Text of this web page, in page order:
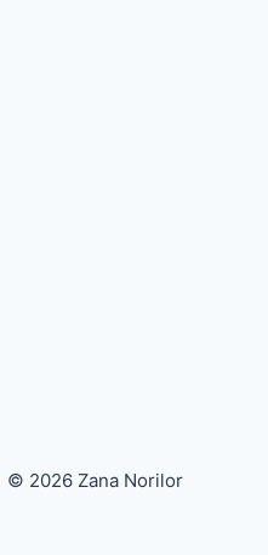
© 2026 Zana Norilor